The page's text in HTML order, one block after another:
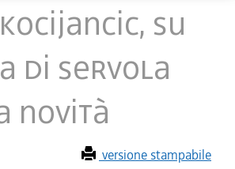
Kocijancic, su
di Servola
novità
versione stampabile